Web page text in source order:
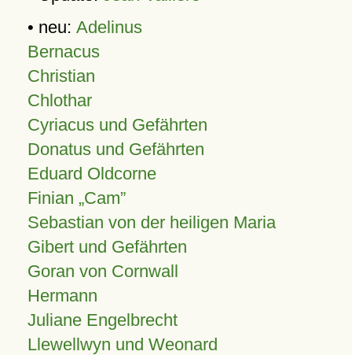
• neu: Adelinus
Bernacus
Christian
Chlothar
Cyriacus und Gefährten
Donatus und Gefährten
Eduard Oldcorne
Finian Cam
Sebastian von der heiligen Maria
Gibert und Gefährten
Goran von Cornwall
Hermann
Juliane Engelbrecht
Llewellwyn und Weonard